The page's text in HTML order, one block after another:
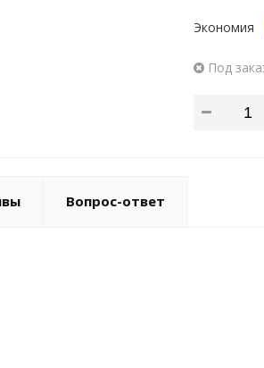
Экономия
Под
Вопрос-ответ